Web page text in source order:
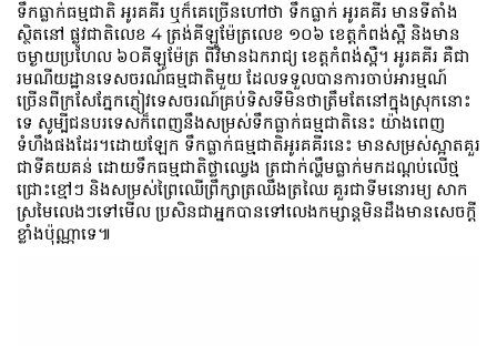
ទឹកធ្លាក់ធម្មជាតិ អូរគគីរ ឬក៏គេច្រើនហៅថា ទឹកធ្លាក់ អូរគគីរ មានទីតាំង
ស្ថិតនៅ ផ្លូវជាតិលេខ 4 ត្រង់គីឡូម៉ែត្រលេខ ១០៦ ខេត្តកំពង់ស្ពឺ និងមាន
ចម្ងាយប្រហែល ៦០គីឡូម៉ែត្រ ពីវិមានឯករាជ្យ ខេត្តកំពង់ស្ពឺ។ អូរគគីរ គឺជា
រមណីយដ្ឋានទេសចរណ៍ធម្មជាតិមួយ ដែលទទួលបានការចាប់អារម្មណ៍
ច្រើនពីក្រសែភ្នែកភ្ញៀវទេសចរណ៍គ្រប់ទិសទីមិនថាត្រឹមតែនៅក្នុងស្រុកនោះ
ទេ សូម្បីជនបរទេសក៏ពេញនឹងសម្រស់ទឹកធ្លាក់ធម្មជាតិនេះ យ៉ាងពេញ
ទំហឹងផងដែរ។ដោយឡែក ទឹកធ្លាក់ធម្មជាតិអូរគគីរនេះ មានសម្រស់ស្អាតគួរ
ជាទីគយគន់ ដោយទឹកធម្មជាតិថ្លាឈ្វេង ត្រជាក់ល្ហឹមធ្លាក់មកដណ្តប់លើថ្ម
ជ្រោះខ្មៅៗ និងសម្រស់ព្រៃឈើព្រឹក្សាត្រឈឹងត្រឈៃ គួរជាទីមនោរម្យ សាក
ស្រមៃលេងៗទៅមើល ប្រសិនជាអ្នកបានទៅលេងកម្សាន្តមិនដឹងមានសេចក្តី
ខ្លាំងប៉ុណ្ណាទេ៕